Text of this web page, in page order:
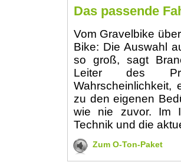
Das passende
Vom Gravelbike
Bike: Die Auswahl
so groß, sagt
Leiter des
Wahrscheinlichkeit,
zu den eigenen
wie nie zuvor. Im
Technik und die
Zum O-Ton-Paket